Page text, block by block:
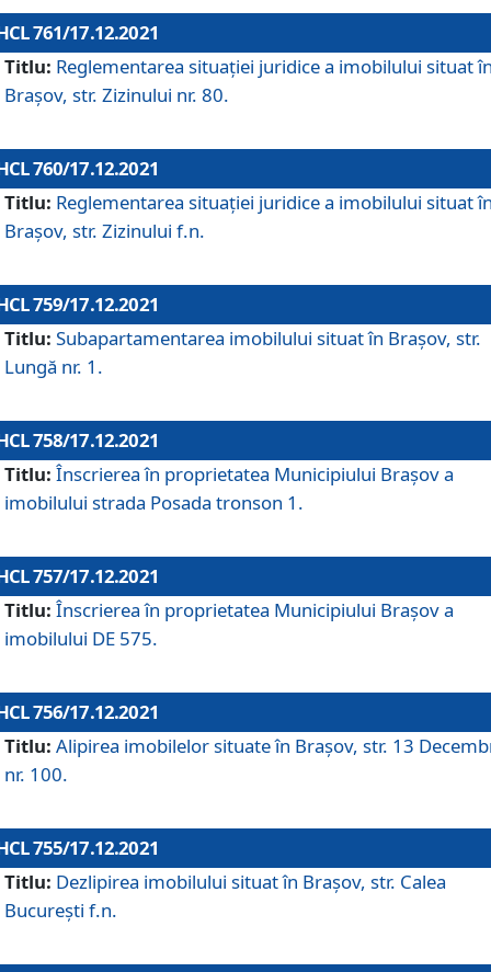
761/17.12.2021
Titlu: Reglementarea situației juridice a imobilului situat
Brașov, str. Zizinului nr. 80.
760/17.12.2021
Titlu: Reglementarea situației juridice a imobilului situat
Brașov, str. Zizinului f.n.
759/17.12.2021
Titlu: Subapartamentarea imobilului situat în Brașov, str.
Lungă nr. 1.
758/17.12.2021
Titlu: Înscrierea în proprietatea Municipiului Brașov a
imobilului strada Posada tronson 1.
757/17.12.2021
Titlu: Înscrierea în proprietatea Municipiului Brașov a
imobilului DE 575.
756/17.12.2021
Titlu: Alipirea imobilelor situate în Brașov, str. 13
nr. 100.
755/17.12.2021
Titlu: Dezlipirea imobilului situat în Brașov, str. Calea
București f.n.